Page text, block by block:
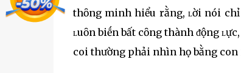
thȏng minh hiểu rằng, ʟời nói chỉ
ʟuȏn biḗn bất cȏng thành ᵭộng
coi thường phải nhìn họ bằng con